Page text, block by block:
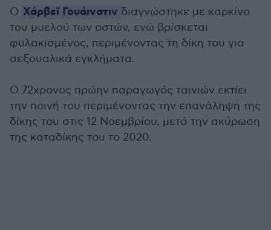
Ο Χάρβεϊ Γουάινστιν διαγνώστηκε με καρκίνο
του μυελού των οστών, ενώ βρίσκεται
φυλακισμένος, περιμένοντας τη δίκη του για
σεξουαλικά εγκλήματα.
Ο 72χρονος πρώην παραγωγός ταινιών εκτίει
την ποινή του περιμένοντας την επανάληψη της
δίκης του στις 12 Νοεμβρίου, μετά την ακύρωση
της καταδίκης του το 2020.